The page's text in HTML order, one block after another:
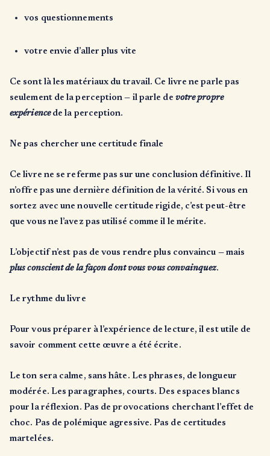
vos questionnements
votre envie d’aller plus vite
Ce sont là les matériaux du travail. Ce livre ne parle pas
seulement de la perception — il parle de votre propre
expériencede la perception.
Ne pas chercher une certitude finale
Ce livre ne se referme pas sur une conclusion définitive. Il
n’offre pas une dernière définition de la vérité. Si vous en
sortez avec une nouvelle certitude rigide, c’est peut-être
que vous ne l’avez pas utilisé comme il le mérite.
L’objectif n’est pas de vous rendre plus convaincu — mais
plus conscient de la façon dont vous vous convainquez.
Le rythme du livre
Pour vous préparer à l’expérience de lecture, il est utile de
savoir comment cette œuvre a été écrite.
Le ton sera calme, sans hâte. Les phrases, de longueur
modérée. Les paragraphes, courts. Des espaces blancs
pour la réflexion. Pas de provocations cherchant l’effet de
choc. Pas de polémique agressive. Pas de certitudes
martelées.